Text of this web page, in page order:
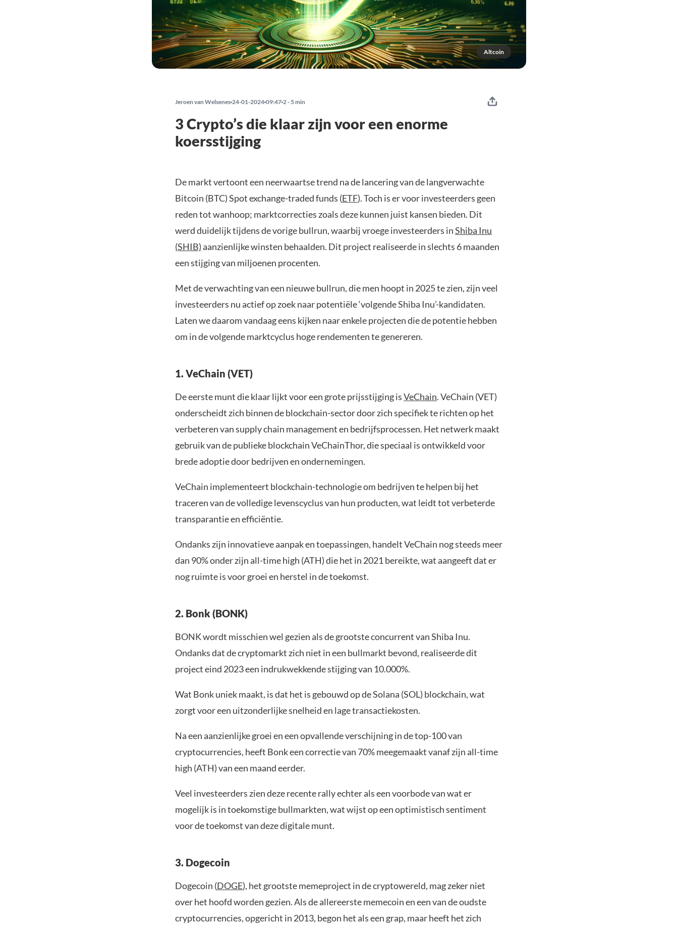
Altcoin
Jeroen van Welsenes 24-01-2024 09:47 2 - 5 min
3 Crypto’s die klaar zijn voor een enorme
koersstijging
De markt vertoont een neerwaartse trend na de lancering van de langverwachte
Bitcoin (BTC) Spot exchange-traded funds (ETF). Toch is er voor investeerders geen
reden tot wanhoop; marktcorrecties zoals deze kunnen juist kansen bieden. Dit
werd duidelijk tijdens de vorige bullrun, waarbij vroege investeerders inShiba Inu
(SHIB)aanzienlijke winsten behaalden. Dit project realiseerde in slechts 6 maanden
een stijging van miljoenen procenten.
Met de verwachting van een nieuwe bullrun, die men hoopt in 2025 te zien, zijn veel
investeerders nu actief op zoek naar potentiële ‘volgende Shiba Inu’-kandidaten.
Laten we daarom vandaag eens kijken naar enkele projecten die de potentie hebben
om in de volgende marktcyclus hoge rendementen te genereren.
1. VeChain (VET)
De eerste munt die klaar lijkt voor een grote prijsstijging isVeChain. VeChain (VET)
onderscheidt zich binnen de blockchain-sector door zich specifiek te richten op het
verbeteren van supply chain management en bedrijfsprocessen. Het netwerk maakt
gebruik van de publieke blockchain VeChainThor, die speciaal is ontwikkeld voor
brede adoptie door bedrijven en ondernemingen.
VeChain implementeert blockchain-technologie om bedrijven te helpen bij het
traceren van de volledige levenscyclus van hun producten, wat leidt tot verbeterde
transparantie en efficiëntie.
Ondanks zijn innovatieve aanpak en toepassingen, handelt VeChain nog steeds meer
dan 90% onder zijn all-time high (ATH) die het in 2021 bereikte, wat aangeeft dat er
nog ruimte is voor groei en herstel in de toekomst.
2. Bonk (BONK)
BONK wordt misschien wel gezien als de grootste concurrent van Shiba Inu.
Ondanks dat de cryptomarkt zich niet in een bullmarkt bevond, realiseerde dit
project eind 2023 een indrukwekkende stijging van 10.000%.
Wat Bonk uniek maakt, is dat het is gebouwd op de Solana (SOL) blockchain, wat
zorgt voor een uitzonderlijke snelheid en lage transactiekosten.
Na een aanzienlijke groei en een opvallende verschijning in de top-100 van
cryptocurrencies, heeft Bonk een correctie van 70% meegemaakt vanaf zijn all-time
high (ATH) van een maand eerder.
Veel investeerders zien deze recente rally echter als een voorbode van wat er
mogelijk is in toekomstige bullmarkten, wat wijst op een optimistisch sentiment
voor de toekomst van deze digitale munt.
3. Dogecoin
Dogecoin (DOGE), het grootste memeproject in de cryptowereld, mag zeker niet
over het hoofd worden gezien. Als de allereerste memecoin en een van de oudste
cryptocurrencies, opgericht in 2013, begon het als een grap, maar heeft het zich